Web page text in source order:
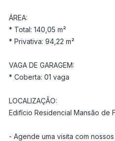
ÁREA:
* Total: 140,05 m²
* Privativa: 94,22 m²
VAGA DE GARAGEM:
* Coberta: 01 vaga
LOCALIZAÇÃO:
Edifício Residencial Mansão de
- Agende uma visita com